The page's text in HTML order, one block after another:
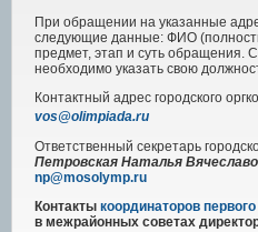
При обращении на указанные
следующие данные: ФИО
предмет, этап и суть обращения.
необходимо указать свою
Контактный адрес городского
vos@olimpiada.ru
Ответственный секретарь
Петровская Наталья
np@mosolymp.ru
Контакты координаторов
в межрайонных советах